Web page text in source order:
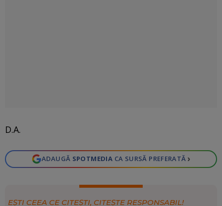
D.A.
ADAUGĂ SPOTMEDIA CA SURSĂ PREFERATĂ ›
EȘTI CEEA CE CITEȘTI, CITEȘTE RESPONSABIL!